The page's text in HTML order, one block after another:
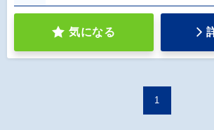
気になる
1